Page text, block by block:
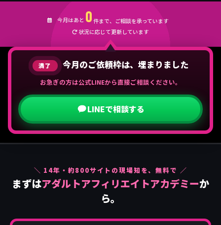
今月はあと 0件まで、ご相談を承っています
状況に応じて更新しています
満了 今月のご依頼枠は、埋まりました
お急ぎの方は公式LINEから直接ご相談ください。
LINEで相談する
＼ 14年・約800サイトの現場知を、無料で ／
まずはアダルトアフィリエイトアカデミーか
ら。